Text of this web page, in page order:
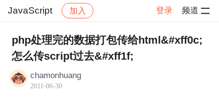
JavaScript 加入 登录 频道
社区 JavaScript 帖子详情
php处理完的数据打包传给html&#xff0c;
怎么传script过去&#xff1f;
chamonhuang
2011-06-30